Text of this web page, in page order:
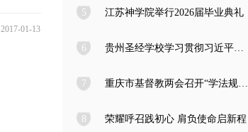
2017-01-13
5 江苏神学院举行2026届毕业典礼
6 贵州圣经学校学习贯彻习近平总书记在庆祝中国共产党成立105周年大会上的重要讲话精神
7 重庆市基督教两会召开“学法规、守戒律、重修为、树形象” 教育活动总结会
8 荣耀呼召践初心 肩负使命启新程